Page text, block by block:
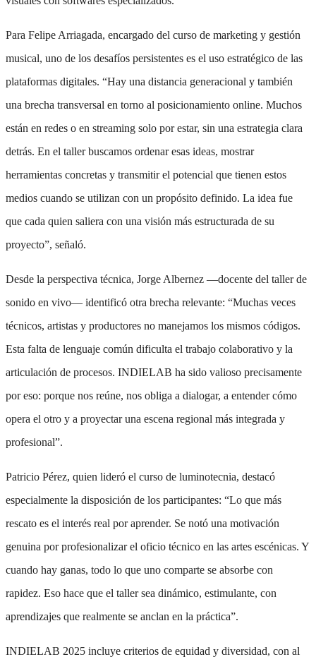
Para Felipe Arriagada, encargado del curso de marketing y gestión
musical, uno de los desafíos persistentes es el uso estratégico de las
plataformas digitales. “Hay una distancia generacional y también
una brecha transversal en torno al posicionamiento online. Muchos
están en redes o en streaming solo por estar, sin una estrategia clara
detrás. En el taller buscamos ordenar esas ideas, mostrar
herramientas concretas y transmitir el potencial que tienen estos
medios cuando se utilizan con un propósito definido. La idea fue
que cada quien saliera con una visión más estructurada de su
proyecto”, señaló.
Desde la perspectiva técnica, Jorge Albernez —docente del taller de
sonido en vivo— identificó otra brecha relevante: “Muchas veces
técnicos, artistas y productores no manejamos los mismos códigos.
Esta falta de lenguaje común dificulta el trabajo colaborativo y la
articulación de procesos. INDIELAB ha sido valioso precisamente
por eso: porque nos reúne, nos obliga a dialogar, a entender cómo
opera el otro y a proyectar una escena regional más integrada y
profesional”.
Patricio Pérez, quien lideró el curso de luminotecnia, destacó
especialmente la disposición de los participantes: “Lo que más
rescato es el interés real por aprender. Se notó una motivación
genuina por profesionalizar el oficio técnico en las artes escénicas. Y
cuando hay ganas, todo lo que uno comparte se absorbe con
rapidez. Eso hace que el taller sea dinámico, estimulante, con
aprendizajes que realmente se anclan en la práctica”.
INDIELAB 2025 incluye criterios de equidad y diversidad, con al